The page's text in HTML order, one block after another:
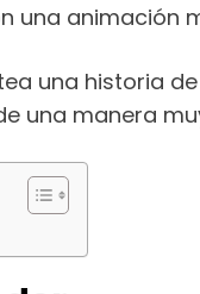
una animación
una historia
una manera